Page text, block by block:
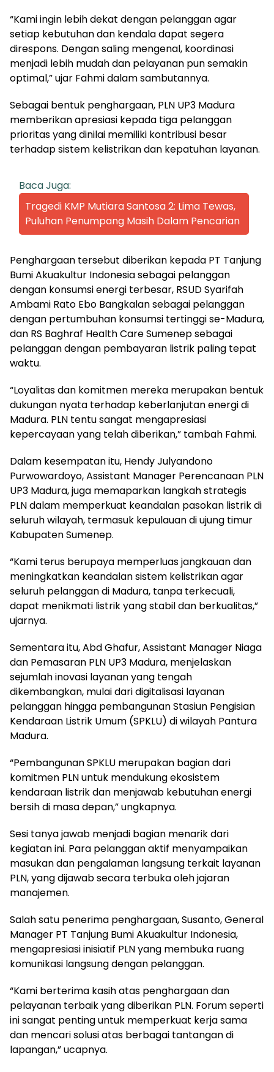
“Kami ingin lebih dekat dengan pelanggan agar
setiap kebutuhan dan kendala dapat segera
direspons. Dengan saling mengenal, koordinasi
menjadi lebih mudah dan pelayanan pun semakin
optimal,” ujar Fahmi dalam sambutannya.
Sebagai bentuk penghargaan, PLN UP3 Madura
memberikan apresiasi kepada tiga pelanggan
prioritas yang dinilai memiliki kontribusi besar
terhadap sistem kelistrikan dan kepatuhan layanan.
Baca Juga:
Tragedi KMP Mutiara Santosa 2: Lima Tewas,
Puluhan Penumpang Masih Dalam Pencarian
Penghargaan tersebut diberikan kepada PT Tanjung
Bumi Akuakultur Indonesia sebagai pelanggan
dengan konsumsi energi terbesar, RSUD Syarifah
Ambami Rato Ebo Bangkalan sebagai pelanggan
dengan pertumbuhan konsumsi tertinggi se-Madura,
dan RS Baghraf Health Care Sumenep sebagai
pelanggan dengan pembayaran listrik paling tepat
waktu.
“Loyalitas dan komitmen mereka merupakan bentuk
dukungan nyata terhadap keberlanjutan energi di
Madura. PLN tentu sangat mengapresiasi
kepercayaan yang telah diberikan,” tambah Fahmi.
Dalam kesempatan itu, Hendy Julyandono
Purwowardoyo, Assistant Manager Perencanaan PLN
UP3 Madura, juga memaparkan langkah strategis
PLN dalam memperkuat keandalan pasokan listrik di
seluruh wilayah, termasuk kepulauan di ujung timur
Kabupaten Sumenep.
“Kami terus berupaya memperluas jangkauan dan
meningkatkan keandalan sistem kelistrikan agar
seluruh pelanggan di Madura, tanpa terkecuali,
dapat menikmati listrik yang stabil dan berkualitas,”
ujarnya.
Sementara itu, Abd Ghafur, Assistant Manager Niaga
dan Pemasaran PLN UP3 Madura, menjelaskan
sejumlah inovasi layanan yang tengah
dikembangkan, mulai dari digitalisasi layanan
pelanggan hingga pembangunan Stasiun Pengisian
Kendaraan Listrik Umum (SPKLU) di wilayah Pantura
Madura.
“Pembangunan SPKLU merupakan bagian dari
komitmen PLN untuk mendukung ekosistem
kendaraan listrik dan menjawab kebutuhan energi
bersih di masa depan,” ungkapnya.
Sesi tanya jawab menjadi bagian menarik dari
kegiatan ini. Para pelanggan aktif menyampaikan
masukan dan pengalaman langsung terkait layanan
PLN, yang dijawab secara terbuka oleh jajaran
manajemen.
Salah satu penerima penghargaan, Susanto, General
Manager PT Tanjung Bumi Akuakultur Indonesia,
mengapresiasi inisiatif PLN yang membuka ruang
komunikasi langsung dengan pelanggan.
“Kami berterima kasih atas penghargaan dan
pelayanan terbaik yang diberikan PLN. Forum seperti
ini sangat penting untuk memperkuat kerja sama
dan mencari solusi atas berbagai tantangan di
lapangan,” ucapnya.